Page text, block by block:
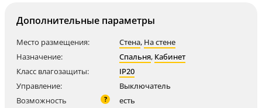
Дополнительные параметры
Место размещения: Стена, На стене
Назначение:
Спальня, Кабинет
Класс влагозащиты:
IP20
Управление:
Выключатель
Возможность
? есть